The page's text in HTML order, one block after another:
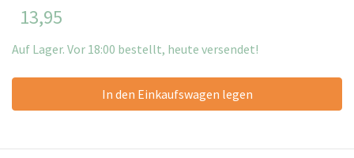
13,95
Auf Lager. Vor 18:00 bestellt, heute versendet!
In den Einkaufswagen legen